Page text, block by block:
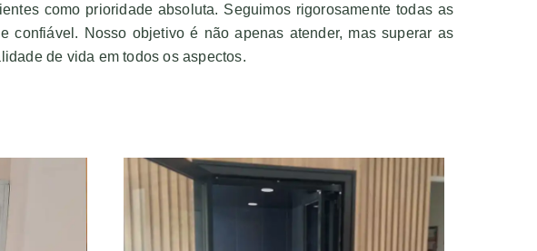
como prioridade absoluta. Seguimos rigorosamente todas as
confiável. Nosso objetivo é não apenas atender, mas superar as
de vida em todos os aspectos.